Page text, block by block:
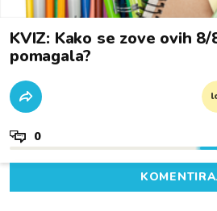
KVIZ: Kako se zove ovih
pomagala?
0